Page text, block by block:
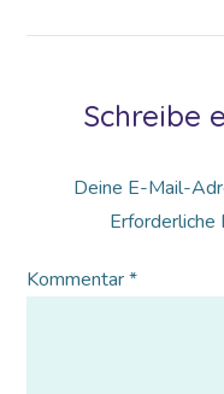
Schreibe
Deine E-Mail-
Erforderliche
Kommentar*